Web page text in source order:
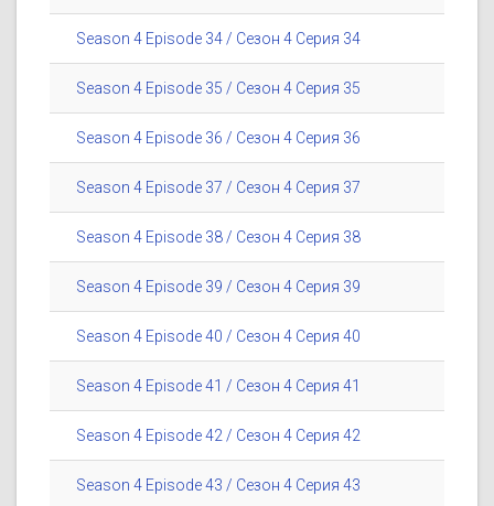
Season 4 Episode 34 / Сезон 4 Серия 34
Season 4 Episode 35 / Сезон 4 Серия 35
Season 4 Episode 36 / Сезон 4 Серия 36
Season 4 Episode 37 / Сезон 4 Серия 37
Season 4 Episode 38 / Сезон 4 Серия 38
Season 4 Episode 39 / Сезон 4 Серия 39
Season 4 Episode 40 / Сезон 4 Серия 40
Season 4 Episode 41 / Сезон 4 Серия 41
Season 4 Episode 42 / Сезон 4 Серия 42
Season 4 Episode 43 / Сезон 4 Серия 43